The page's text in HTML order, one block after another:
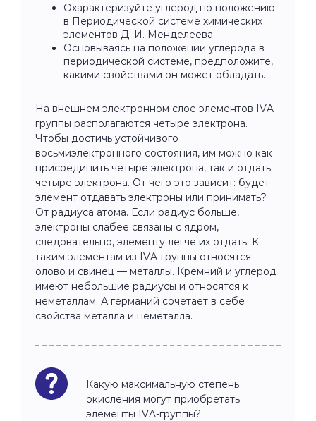
Охарактеризуйте углерод по положению
в Периодической системе химических
элементов Д. И. Менделеева.
Основываясь на положении углерода в
периодической системе, предположите,
какими свойствами он может обладать.
На внешнем электронном слое элементов IVA-
группы располагаются четыре электрона.
Чтобы достичь устойчивого
восьмиэлектронного состояния, им можно как
присоединить четыре электрона, так и отдать
четыре электрона. От чего это зависит: будет
элемент отдавать электроны или принимать?
От радиуса атома. Если радиус больше,
электроны слабее связаны с ядром,
следовательно, элементу легче их отдать. К
таким элементам из IVA-группы относятся
олово и свинец — металлы. Кремний и углерод
имеют небольшие радиусы и относятся к
неметаллам. А германий сочетает в себе
свойства металла и неметалла.
Какую максимальную степень
окисления могут приобретать
элементы IVA-группы?